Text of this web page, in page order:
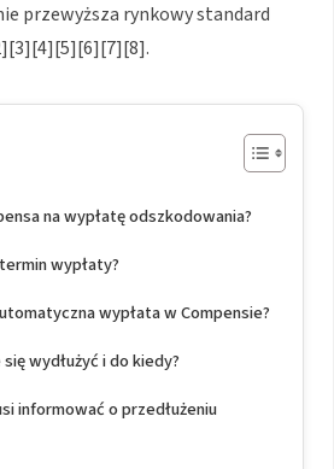
przewyższa rynkowy standard
na wypłatę odszkodowania?
wypłaty?
wypłata w Compensie?
wydłużyć i do kiedy?
informować o przedłużeniu